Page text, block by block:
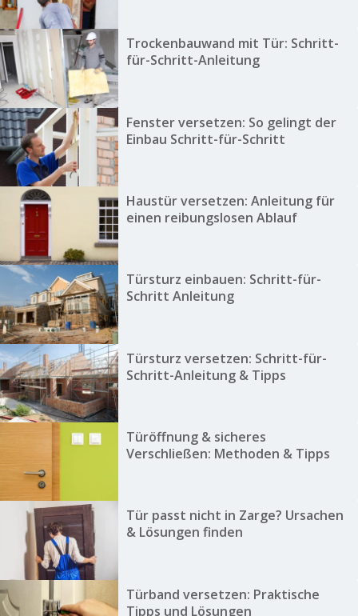
Trockenbauwand mit Tür: Schritt-
für-Schritt-Anleitung
Fenster versetzen: So gelingt der
Einbau Schritt-für-Schritt
Haustür versetzen: Anleitung für
einen reibungslosen Ablauf
Türsturz einbauen: Schritt-für-
Schritt Anleitung
Türsturz versetzen: Schritt-für-
Schritt-Anleitung & Tipps
Türöffnung & sicheres
Verschließen: Methoden & Tipps
Tür passt nicht in Zarge? Ursachen
& Lösungen finden
Türband versetzen: Praktische
Tipps und Lösungen